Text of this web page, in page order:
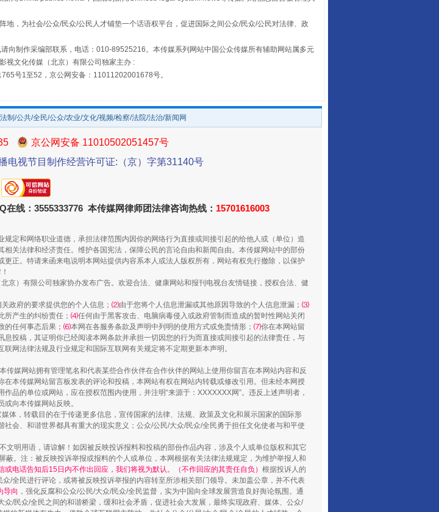
大的光氢储一体化项目 走走走！国家喊你健身啦
镜头丨大暑三秋近
，为社会/公众/民众/公民人才铺垫一个话语权平台，促进国际之间公众/民众/公民对法律、政
向制作采编部联系，电话：010-89525216。本传媒系列网站中国公众传媒所有辅助网站属多元
视文化传媒（北京）有限公司独家主办 :
号1至52，京公网安备：11011202001678号。
法制/公共/全民/公众/农业/文化/视频/检察/法院/法治/新闻网
京公网安备 11010502051457号
电视节目制作经营许可证:（京）字第31140号
在线：3555333776 本传媒网律师团法律咨询热线： 15701616003
定和网络职业道德，承担法律范围内因你的网络行为直接或间接引起的给他人或（单位）造
关法律和经济责任。维护各国宪法，保障公民的言论自由和新闻自由。本传媒网站中的部份
正。特请来函来电说明本网站提供内容系本人或法人版权所有，网站有权先行撤除，以保护
京）有限公司独家协办发布广告。欢迎合法、健康网站和报刊电视台友情链接，授权合法、健
政府的要求提供您的个人信息； ⑵由于您将个人信息泄漏或其他原因导致的个人信息泄漏； ⑶
产生的纠纷责任； ⑷任何由于黑客攻击、电脑病毒侵入或政府管制而造成的暂时性网站关闭
的任何事态后果； ⑹本网在各服务条款及声明中列明的使用方式或免责情形； ⑺你在本网站留
投稿，其证明你已经阅读本网条款并承担一切因您的行为而直接或间接引起的法律责任，与
网法律法规及行业规定和国际互联网有关规定将不定期更新本声明。
传媒网站拥有管理笔名和代表某些合作伙伴在合作伙伴的网站上使用你留言在本网站内容和反
本传媒网站留言板发表的评论和投稿，本网站有权在网站内转载或修改引用。但未经本网授
品的单位或网站，应在授权范围内使用，并注明“来源于：XXXXXXX网”。违反上述声明者，
向本传媒网站反映。
体，转载目的在于传递更多信息，宣传国家的法律、法规、政策及文化和展示国家的国际形
会、和谐世界都具有重大的现实意义；公众/公民/大众/民众/全民勇于担任文化使者与和平使
明用语，请谅解！如因被反映投诉报料和投稿的部份作品内容，涉及个人或单位版权和其它
蔽。注：被反映投诉举报或报料的个人或单位，本网根据有关法律法规规定，为维护举报人和
或电话告知后15日内不作出回应，我们将视为默认。（不作回应的其责任自负） 根据投诉人的
/全民进行评论，或将被反映投诉举报的内容转至所涉相关部门领导。未加盖公章，并不代表
导向 ，强化反腐和公众/公民/大众/民众/全民监督，实为中国向全球发展营造良好舆论氛围。通
/民众/全民之间的和谐桥梁，缓和社会矛盾，促进社会大发展，最终实现政府、媒体、公众/